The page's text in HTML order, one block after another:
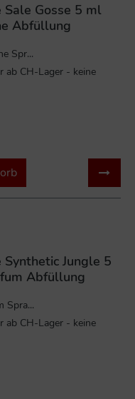
Gosse 5 ml
Abfüllung
Spr...
ab CH-Lager - keine
Jungle 5
Abfüllung
Spra...
ab CH-Lager - keine